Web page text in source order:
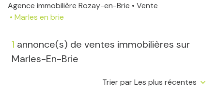
Appartements
Parking/Box
gestion
estimation
Agence immobilière Rozay-en-Brie
Vente
Marles en brie
1 annonce(s) de ventes immobilières sur
Marles-En-Brie
Trier par Les plus récentes